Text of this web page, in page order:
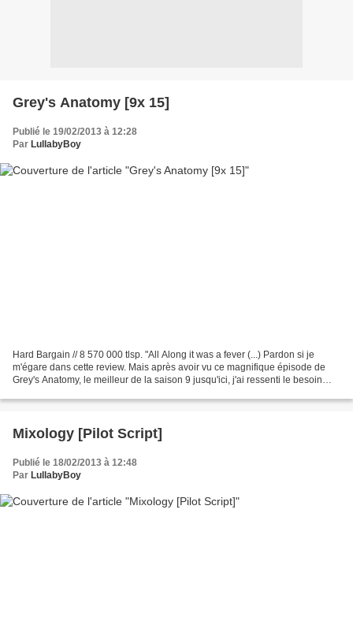
Grey's Anatomy [9x 15]
Publié le 19/02/2013 à 12:28
Par LullabyBoy
Hard Bargain // 8 570 000 tlsp. "All Along it was a fever (...) Pardon si je
m'égare dans cette review. Mais après avoir vu ce magnifique épisode de
Grey's Anatomy, le meilleur de la saison 9 jusqu'ici, j'ai ressenti le besoin
Mixology [Pilot Script]
Publié le 18/02/2013 à 12:48
Par LullabyBoy